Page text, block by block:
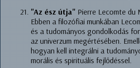
"Az ész útja" Pierre Lecomte du
Ebben a filozófiai munkában
és a tudományos gondolkodás
az univerzum megértésében.
hogyan kell integrálni a
morális és spirituális fejlődéssel.